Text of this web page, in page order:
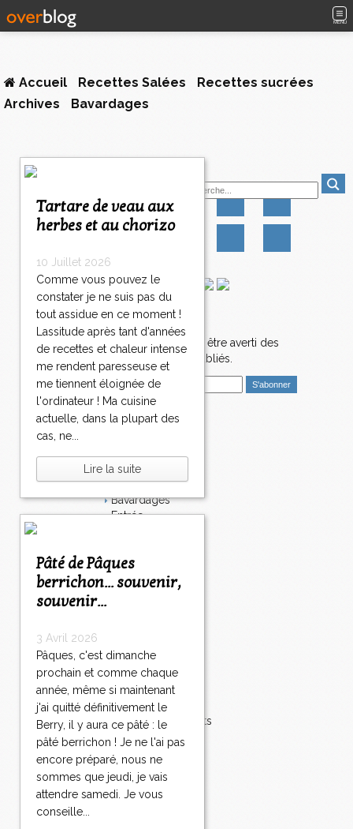
MENU
Accueil Recettes Salées
Recettes sucrées
Archives
Bavardages
Tartare de veau aux
herbes et au chorizo
10 Juillet 2026
Comme vous pouvez le
constater je ne suis pas du
tout assidue en ce moment !
Lassitude après tant d'années
de recettes et chaleur intense
me rendent paresseuse et
me tiennent éloignée de
l'ordinateur ! Ma cuisine
actuelle, dans la plupart des
cas, ne...
Lire la suite
Pâté de Pâques
berrichon... souvenir,
souvenir...
3 Avril 2026
Pâques, c'est dimanche
prochain et comme chaque
année, même si maintenant
j'ai quitté définitivement le
Berry, il y aura ce pâté : le
pâté berrichon ! Je ne l'ai pas
encore préparé, nous ne
sommes que jeudi, je vais
attendre samedi. Je vous
conseille...
Newsletter
Abonnez-vous pour être averti des
nouveaux articles publiés.
E
m
Catégories
Dessert
Plat
Bavardages
Entrée
Apéritif
Fromage
Fruits
Soupe
Fêtes
Poisson
Accompagnements
Champignons
Chocolat
Pâtes
Tomates
Balade
2